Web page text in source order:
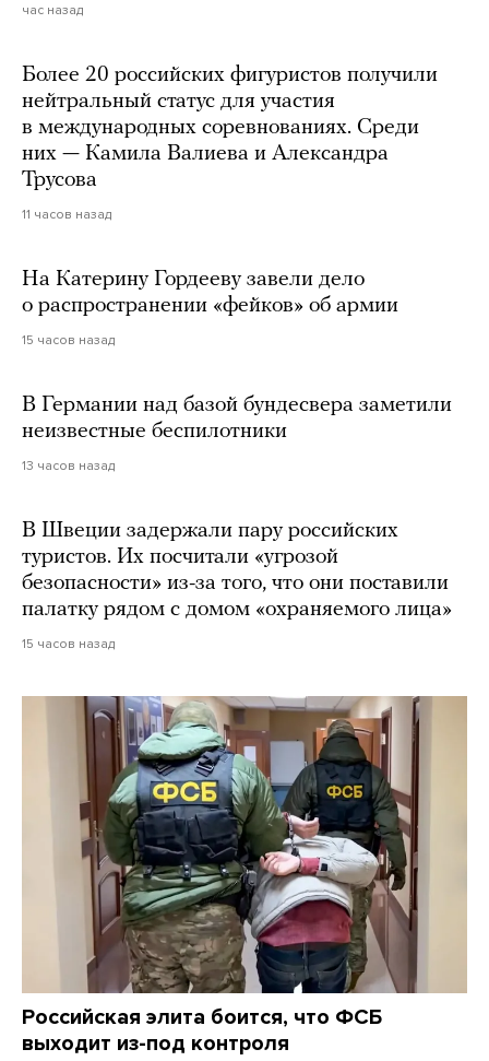
час назад
Более 20 российских фигуристов получили
нейтральный статус для участия
в международных соревнованиях. Среди
них — Камила Валиева и Александра
Трусова
11 часов назад
На Катерину Гордееву завели дело
о распространении «фейков» об армии
15 часов назад
В Германии над базой бундесвера заметили
неизвестные беспилотники
13 часов назад
В Швеции задержали пару российских
туристов. Их посчитали «угрозой
безопасности» из-за того, что они поставили
палатку рядом с домом «охраняемого лица»
15 часов назад
Российская элита боится, что ФСБ
выходит из-под контроля